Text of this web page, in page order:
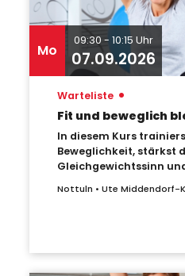
Mo
09:30 - 10:15 Uhr
07.09.2026
Fit und beweglich
In diesem Kurs
Beweglichkeit, stärkst
Gleichgewichtssinn
Nottuln • Ute Middendorf-
Warteliste •